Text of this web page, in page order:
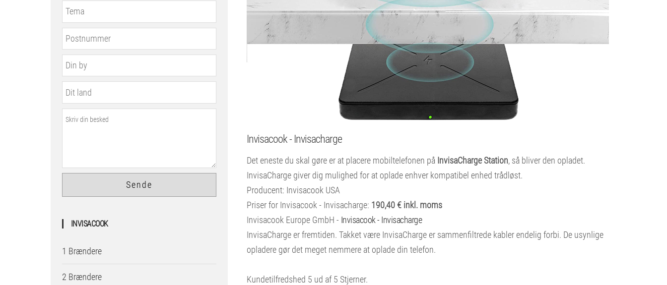
INVISACOOK
1 Brændere
2 Brændere
Invisacook - Invisacharge
Det eneste du skal gøre er at placere mobiltelefonen på InvisaCharge Station, så bliver den opladet.
InvisaCharge giver dig mulighed for at oplade enhver kompatibel enhed trådløst.
Producent: Invisacook USA
Priser for Invisacook - Invisacharge: 190,40 € inkl. moms
Invisacook Europe GmbH - Invisacook - Invisacharge
InvisaCharge er fremtiden. Takket være InvisaCharge er sammenfiltrede kabler endelig forbi. De usynlige
opladere gør det meget nemmere at oplade din telefon.
Kundetilfredshed 5 ud af5 Stjerner.